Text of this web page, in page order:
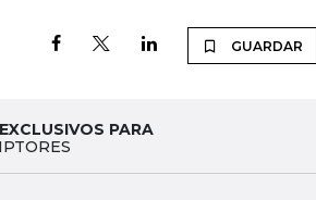
GUARDAR
PARA